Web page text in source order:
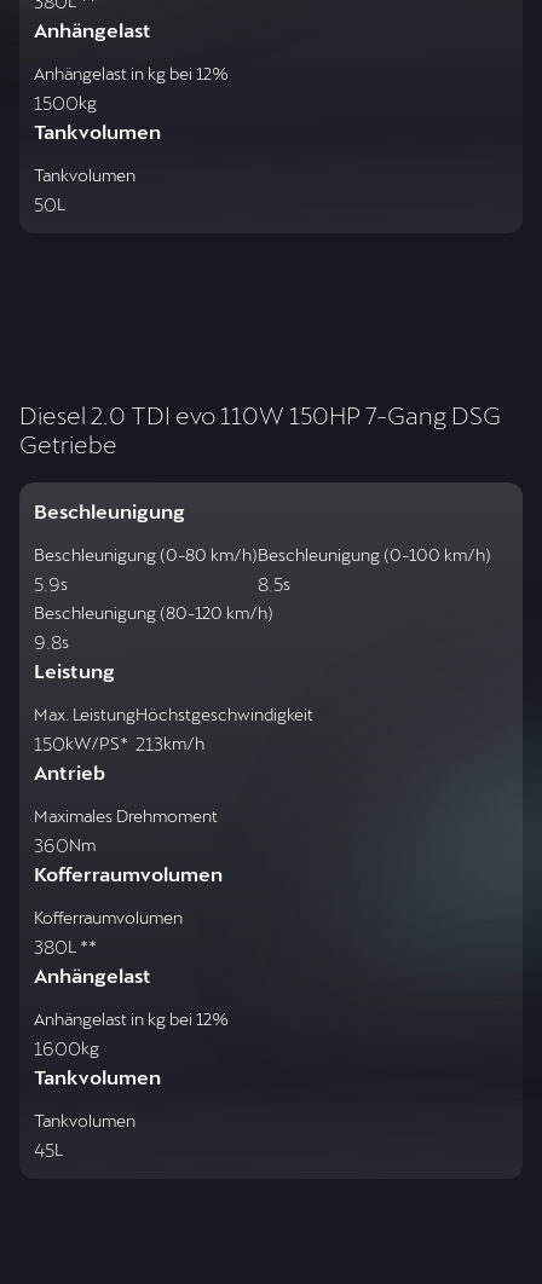
Anhängelast
Anhängelast in kg bei 12%
1500kg
Tankvolumen
Tankvolumen
50L
Diesel 2.0 TDI evo 110W 150HP 7-Gang DSG
Getriebe
Beschleunigung
Beschleunigung (0-80 km/h)
5.9s
Beschleunigung (0-100 km/h)
8.5s
Beschleunigung (80-120 km/h)
9.8s
Leistung
Max. Leistung
150kW/PS*
Höchstgeschwindigkeit
213km/h
Antrieb
Maximales Drehmoment
360Nm
Kofferraumvolumen
Kofferraumvolumen
380L **
Anhängelast
Anhängelast in kg bei 12%
1600kg
Tankvolumen
Tankvolumen
45L